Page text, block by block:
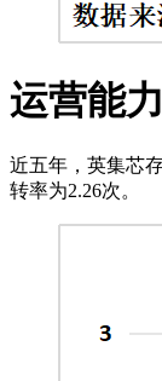
运营能
近五年，英集芯
转率为2.26次。